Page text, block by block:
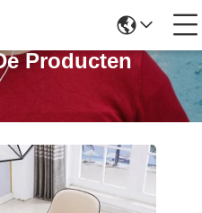
Producten